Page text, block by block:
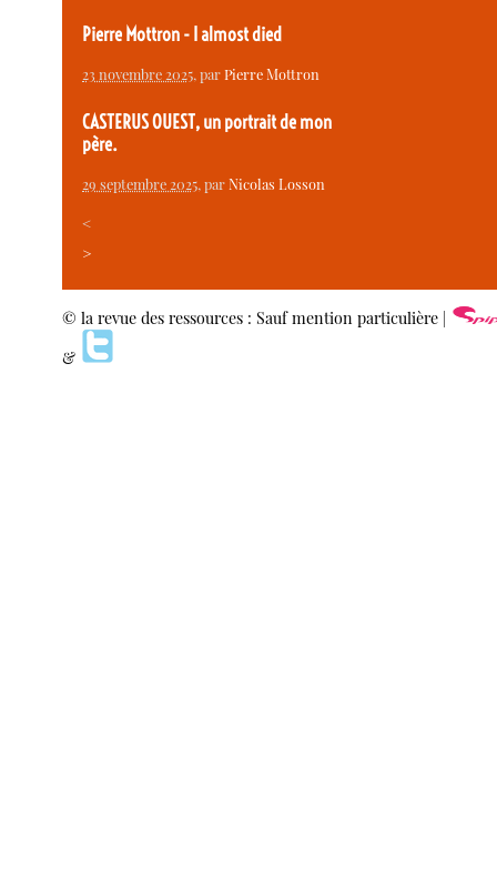
Pierre Mottron - I almost died
23 novembre 2025, parPierre Mottron
CASTERUS OUEST, un portrait de mon
père.
29 septembre 2025, parNicolas Losson
<
>
© la revue des ressources : Sauf mention particulière |
&